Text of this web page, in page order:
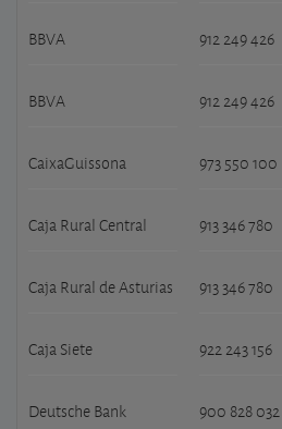
BBVA 912 249 426
BBVA 912 249 426
CaixaGuissona 973 550 100
Caja Rural Central 913 346 780
Caja Rural de Asturias 913 346 780
Caja Siete 922 243 156
Deutsche Bank 900 828 032